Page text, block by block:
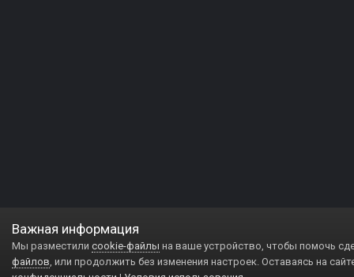
Важная информация
Мы разместили cookie-файлы на ваше устройство, чтобы помочь
файлов, или продолжить без изменения настроек. Оставаясь на